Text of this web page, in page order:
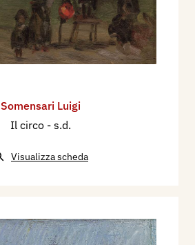
Somensari Luigi
Il circo - s.d.
Visualizza scheda